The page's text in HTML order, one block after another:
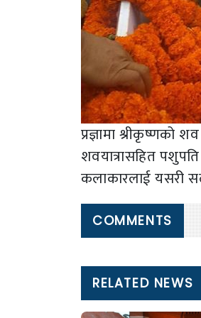
प्रज्ञामा श्रीकृष्णको
शवयात्रासहित
कलाकारलाई यसरी
COMMENTS
RELATED NEWS